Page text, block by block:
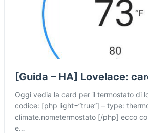
[Guida – HA] Lovelace:
Oggi vedia la card per il termostato di
codice: [php light=”true”] – type:
climate.nometermostato [/php] ecco
e…